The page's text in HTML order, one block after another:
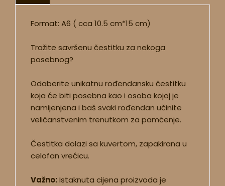
Format: A6 ( cca 10.5 cm*15 cm)
Tražite savršenu čestitku za nekoga
posebnog?
Odaberite unikatnu rođendansku čestitku
koja će biti posebna kao i osoba kojoj je
namijenjena i baš svaki rođendan učinite
veličanstvenim trenutkom za pamćenje.
Čestitka dolazi sa kuvertom, zapakirana u
celofan vrećicu.
Važno:Istaknuta cijena proizvoda je